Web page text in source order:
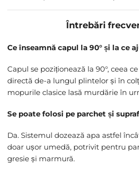
Întrebări
Ce înseamnă capul la 90° și la ce
Capul se poziționează la 90°, ceea
directă de-a lungul plintelor și în
mopurile clasice lasă murdărie în
Se poate folosi pe parchet și
Da. Sistemul dozează apa astfel
doar ușor umedă, potrivit pentru
gresie și marmură.